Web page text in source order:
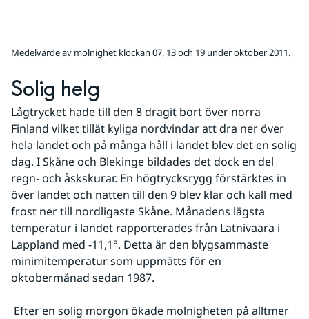
Medelvärde av molnighet klockan 07, 13 och 19 under oktober 2011.
Solig helg
Lågtrycket hade till den 8 dragit bort över norra
Finland vilket tillät kyliga nordvindar att dra ner över
hela landet och på många håll i landet blev det en solig
dag. I Skåne och Blekinge bildades det dock en del
regn- och åskskurar. En högtrycksrygg förstärktes in
över landet och natten till den 9 blev klar och kall med
frost ner till nordligaste Skåne. Månadens lägsta
temperatur i landet rapporterades från Latnivaara i
Lappland med -11,1°. Detta är den blygsammaste
minimitemperatur som uppmätts för en
oktobermånad sedan 1987.